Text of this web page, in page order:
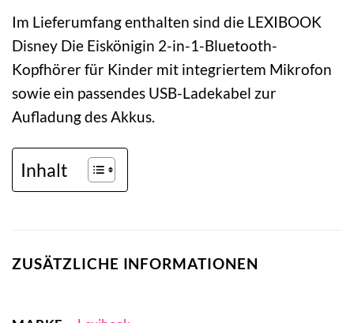
Im Lieferumfang enthalten sind die LEXIBOOK
Disney Die Eiskönigin 2-in-1-Bluetooth-
Kopfhörer für Kinder mit integriertem Mikrofon
sowie ein passendes USB-Ladekabel zur
Aufladung des Akkus.
Inhalt
ZUSÄTZLICHE INFORMATIONEN